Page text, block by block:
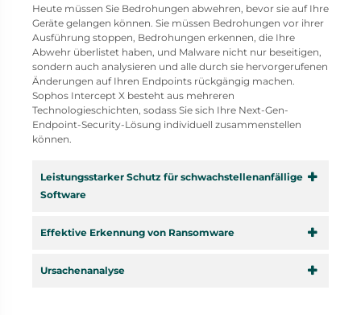
Heute müssen Sie Bedrohungen abwehren, bevor sie auf Ihre
Geräte gelangen können. Sie müssen Bedrohungen vor ihrer
Ausführung stoppen, Bedrohungen erkennen, die Ihre
Abwehr überlistet haben, und Malware nicht nur beseitigen,
sondern auch analysieren und alle durch sie hervorgerufenen
Änderungen auf Ihren Endpoints rückgängig machen.
Sophos Intercept X besteht aus mehreren
Technologieschichten, sodass Sie sich Ihre Next-Gen-
Endpoint-Security-Lösung individuell zusammenstellen
können.
Leistungsstarker Schutz für schwachstellenanfällige
Software
Effektive Erkennung von Ransomware
Ursachenanalyse